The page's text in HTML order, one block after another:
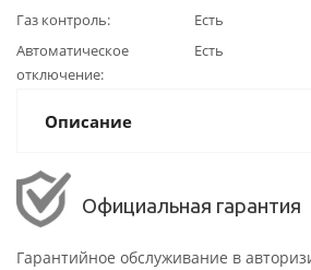
Газ контроль
Есть
Автоматическое
отключение
Есть
Описание
Официальная гарантия
Гарантийное обслуживание в